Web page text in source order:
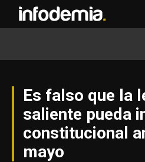
Es falso que la
saliente pueda
constitucional
mayo